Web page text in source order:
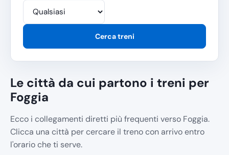
Cerca treni
Le città da cui partono i treni per
Foggia
Ecco i collegamenti diretti più frequenti verso Foggia.
Clicca una città per cercare il treno con arrivo entro
l'orario che ti serve.